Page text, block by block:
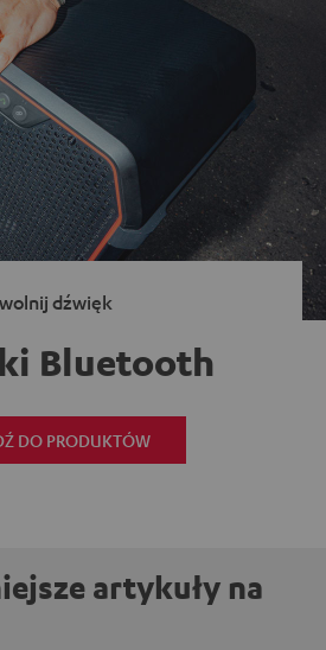
dźwięk
Bluetooth
DO PRODUKTÓW
artykuły na